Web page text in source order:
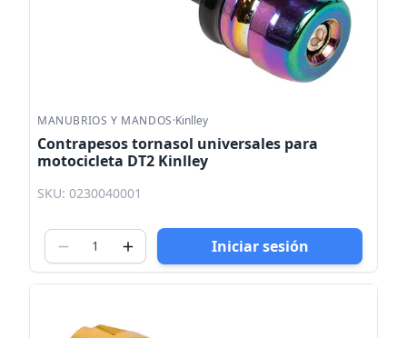
MANUBRIOS Y MANDOS·Kinlley
Contrapesos tornasol universales para
motocicleta DT2 Kinlley
SKU: 0230040001
Iniciar sesión